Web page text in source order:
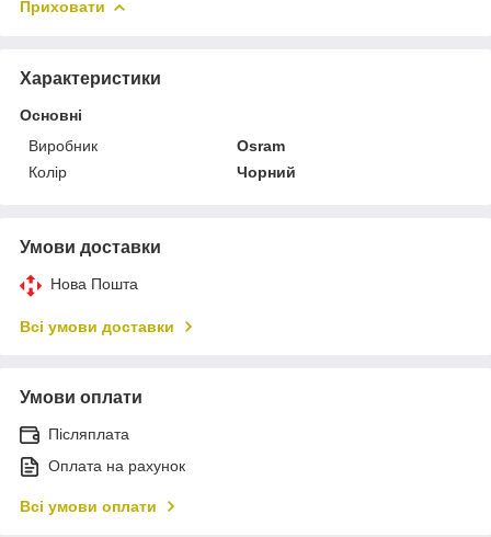
Приховати
Характеристики
Основні
Виробник
Osram
Колір
Чорний
Умови доставки
Нова Пошта
Всі умови доставки
Умови оплати
Післяплата
Оплата на рахунок
Всі умови оплати